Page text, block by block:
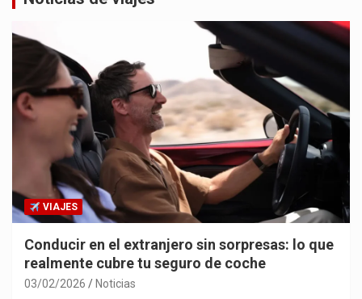
VIAJES
Conducir en el extranjero sin sorpresas: lo que
realmente cubre tu seguro de coche
03/02/2026 Noticias